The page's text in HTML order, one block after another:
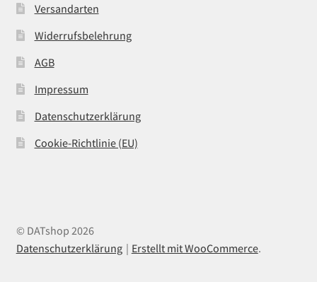
Versandarten
Widerrufsbelehrung
AGB
Impressum
Datenschutzerklärung
Cookie-Richtlinie (EU)
© DATshop 2026
Datenschutzerklärung
Erstellt mit WooCommerce.